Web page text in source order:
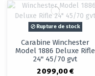
Rupture de stock
Carabine Winchester
Model 1886 Deluxe Rifle
24" 45/70 gvt
2 099,00 €